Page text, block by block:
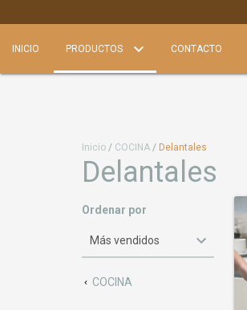
INICIO PRODUCTOS CONTACTO
Inicio / COCINA / Delantales
Delantales
Ordenar por
COCINA